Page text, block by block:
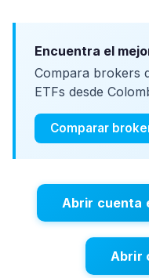
Encuentra el
Compara brokers
ETFs desde
Comparar
Abrir cuenta
Abrir